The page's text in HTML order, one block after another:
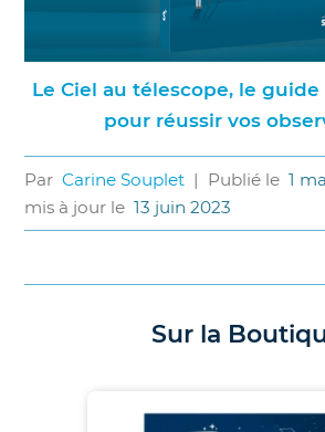
Le Ciel au télescope, le
pour réussir vos
Par Carine Souplet | Publié le 1
mis à jour le 13 juin 2023
Sur la